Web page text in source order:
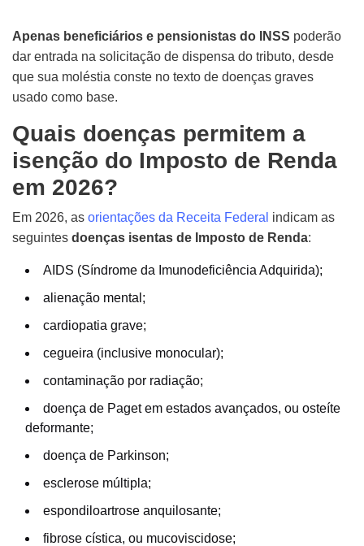
Apenas beneficiários e pensionistas do INSS poderão
dar entrada na solicitação de dispensa do tributo, desde
que sua moléstia conste no texto de doenças graves
usado como base.
Quais doenças permitem a
isenção do Imposto de Renda
em 2026?
Em 2026, as orientações da Receita Federal indicam as
seguintes doenças isentas de Imposto de Renda:
AIDS (Síndrome da Imunodeficiência Adquirida);
alienação mental;
cardiopatia grave;
cegueira (inclusive monocular);
contaminação por radiação;
doença de Paget em estados avançados, ou osteíte
deformante;
doença de Parkinson;
esclerose múltipla;
espondiloartrose anquilosante;
fibrose cística, ou mucoviscidose;